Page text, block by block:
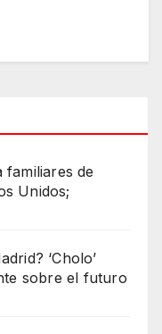
de
Unidos;
‘Cholo’
sobre el futuro